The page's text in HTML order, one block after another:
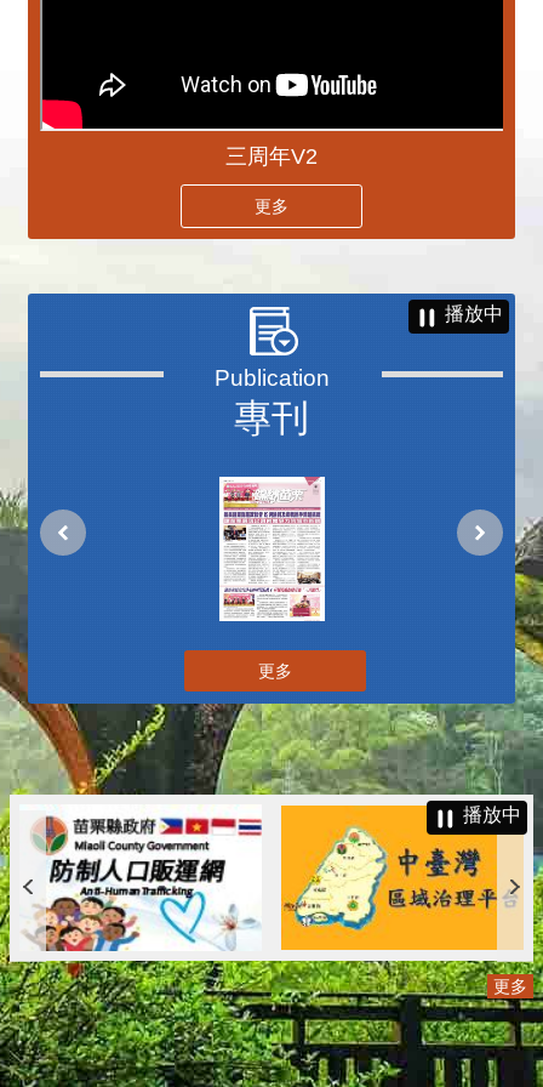
三周年V2
更多
專刊
播放中
更多
播放中
更多